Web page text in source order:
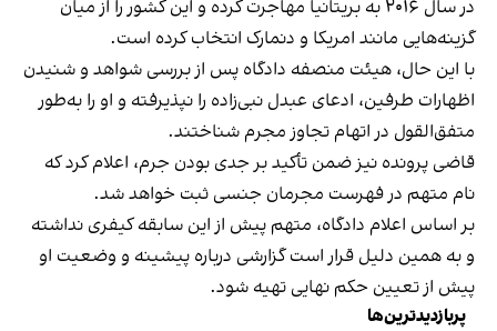
در سال ۲۰۱۶ به بریتانیا مهاجرت کرده و این کشور را از میان
گزینه‌هایی مانند امریکا و دنمارک انتخاب کرده است.
با این حال، هیئت منصفه دادگاه پس از بررسی شواهد و شنیدن
اظهارات طرفین، ادعای عبدل نبی‌زاده را نپذیرفته و او را به‌طور
متفق‌القول در اتهام تجاوز مجرم شناختند.
قاضی پرونده نیز ضمن تأکید بر جدی بودن جرم، اعلام کرد که
نام متهم در فهرست مجرمان جنسی ثبت خواهد شد.
بر اساس اعلام دادگاه، متهم پیش از این سابقه کیفری نداشته
و به همین دلیل قرار است گزارشی درباره پیشینه و وضعیت او
پیش از تعیین حکم نهایی تهیه شود.
پربازدیدترین‌ها